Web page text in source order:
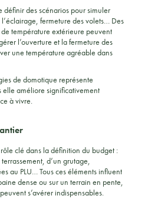
définir des scénarios pour simuler
fermeture des volets… Des
température extérieure peuvent
l’ouverture et la fermeture des
une température agréable dans
de domotique représente
améliore significativement
à vivre.
clé dans la définition du budget :
d’un grutage,
au PLU… Tous ces éléments influent
dense ou sur un terrain en pente,
s’avérer indispensables.